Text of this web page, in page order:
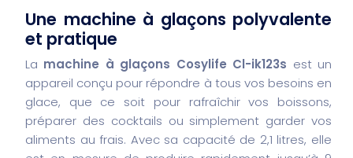
Une machine à glaçons polyvalente
et pratique
La machine à glaçons Cosylife Cl-ik123s est un
appareil conçu pour répondre à tous vos besoins en
glace, que ce soit pour rafraîchir vos boissons,
préparer des cocktails ou simplement garder vos
aliments au frais. Avec sa capacité de 2,1 litres, elle